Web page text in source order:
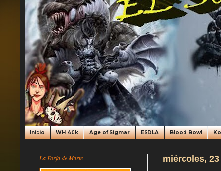
Inicio WH 40k Age of Sigmar ESDLA Blood Bowl
miércoles,
La Forja de Marte